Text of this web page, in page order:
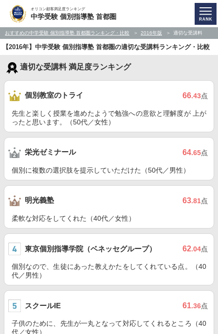
オリコン顧客満足度ランキング
中学受験 個別指導塾 首都圏
おすすめの中学受験 個別指導塾 首都圏ランキング・比較 2016年版 適切な受講料
【2016年】中学受験 個別指導塾 首都圏の適切な受講料ランキング・比較
適切な受講料 満足度ランキング
個別教室のトライ 66.43点
先生と楽しく授業を進めたようで勉強への意欲と理解度が 上が
ったと思います。（50代／女性）
栄光ゼミナール 64.65点
個別に複数の選択肢を提示していただけた（50代／男性）
明光義塾 63.81点
柔軟な対応をしてくれた（40代／女性）
東京個別指導学院（ベネッセグループ） 62.04点
個別なので、生徒にあった教えかたをしてくれている点。（40
代／男性）
スクールIE 61.36点
子供のために、先生が一丸となって対応してくれるところ（40
代／女性）